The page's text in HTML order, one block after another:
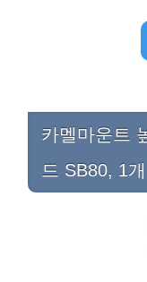
카멜마운트
드 SB80, 1개